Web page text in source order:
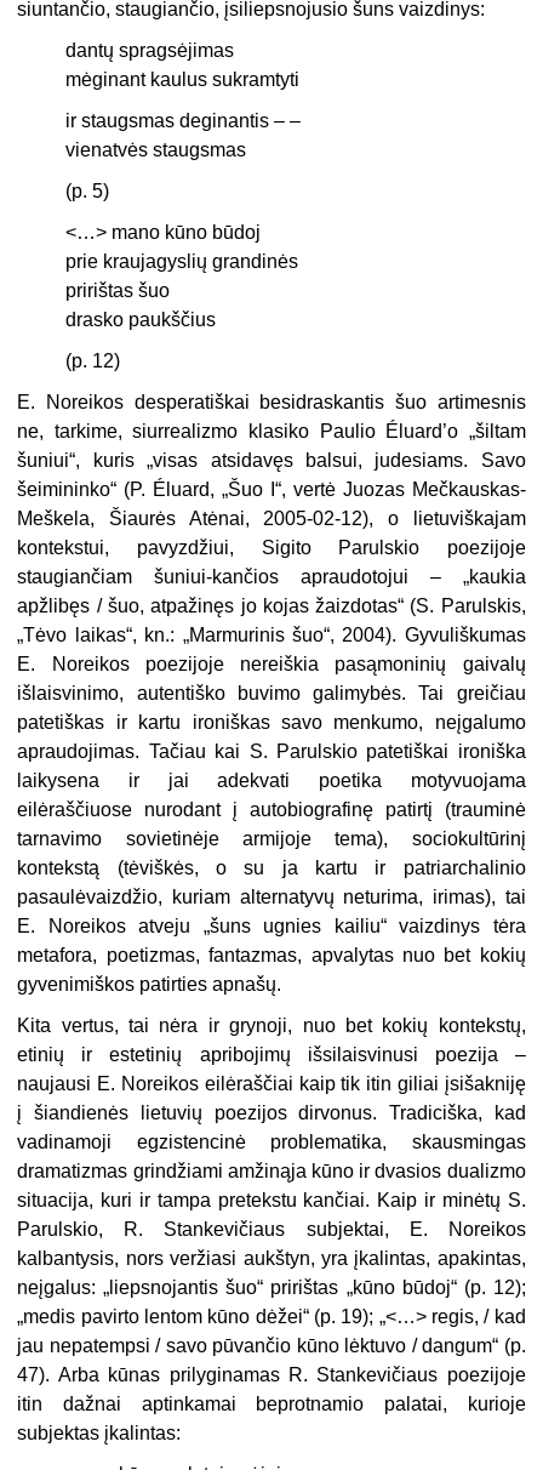
siuntančio, staugiančio, įsiliepsnojusio šuns vaizdinys:
dantų spragsėjimas
mėginant kaulus sukramtyti
ir staugsmas deginantis – –
vienatvės staugsmas
(p. 5)
<…> mano kūno būdoj
prie kraujagyslių grandinės
pririštas šuo
drasko paukščius
(p. 12)
E. Noreikos desperatiškai besidraskantis šuo artimesnis
ne, tarkime, siurrealizmo klasiko Paulio Éluard’o „šiltam
šuniui“, kuris „visas atsidavęs balsui, judesiams. Savo
šeimininko“ (P. Éluard, „Šuo I“, vertė Juozas Mečkauskas-
Meškela, Šiaurės Atėnai, 2005-02-12), o lietuviškajam
kontekstui, pavyzdžiui, Sigito Parulskio poezijoje
staugiančiam šuniui-kančios apraudotojui – „kaukia
apžlibęs / šuo, atpažinęs jo kojas žaizdotas“ (S. Parulskis,
„Tėvo laikas“, kn.: „Marmurinis šuo“, 2004). Gyvuliškumas
E. Noreikos poezijoje nereiškia pasąmoninių gaivalų
išlaisvinimo, autentiško buvimo galimybės. Tai greičiau
patetiškas ir kartu ironiškas savo menkumo, neįgalumo
apraudojimas. Tačiau kai S. Parulskio patetiškai ironiška
laikysena ir jai adekvati poetika motyvuojama
eilėraščiuose nurodant į autobiografinę patirtį (trauminė
tarnavimo sovietinėje armijoje tema), sociokultūrinį
kontekstą (tėviškės, o su ja kartu ir patriarchalinio
pasaulėvaizdžio, kuriam alternatyvų neturima, irimas), tai
E. Noreikos atveju „šuns ugnies kailiu“ vaizdinys tėra
metafora, poetizmas, fantazmas, apvalytas nuo bet kokių
gyvenimiškos patirties apnašų.
Kita vertus, tai nėra ir grynoji, nuo bet kokių kontekstų,
etinių ir estetinių apribojimų išsilaisvinusi poezija –
naujausi E. Noreikos eilėraščiai kaip tik itin giliai įsišakniję
į šiandienės lietuvių poezijos dirvonus. Tradiciška, kad
vadinamoji egzistencinė problematika, skausmingas
dramatizmas grindžiami amžinąja kūno ir dvasios dualizmo
situacija, kuri ir tampa pretekstu kančiai. Kaip ir minėtų S.
Parulskio, R. Stankevičiaus subjektai, E. Noreikos
kalbantysis, nors veržiasi aukštyn, yra įkalintas, apakintas,
neįgalus: „liepsnojantis šuo“ pririštas „kūno būdoj“ (p. 12);
„medis pavirto lentom kūno dėžei“ (p. 19); „<…> regis, / kad
jau nepatempsi / savo pūvančio kūno lėktuvo / dangum“ (p.
47). Arba kūnas prilyginamas R. Stankevičiaus poezijoje
itin dažnai aptinkamai beprotnamio palatai, kurioje
subjektas įkalintas: